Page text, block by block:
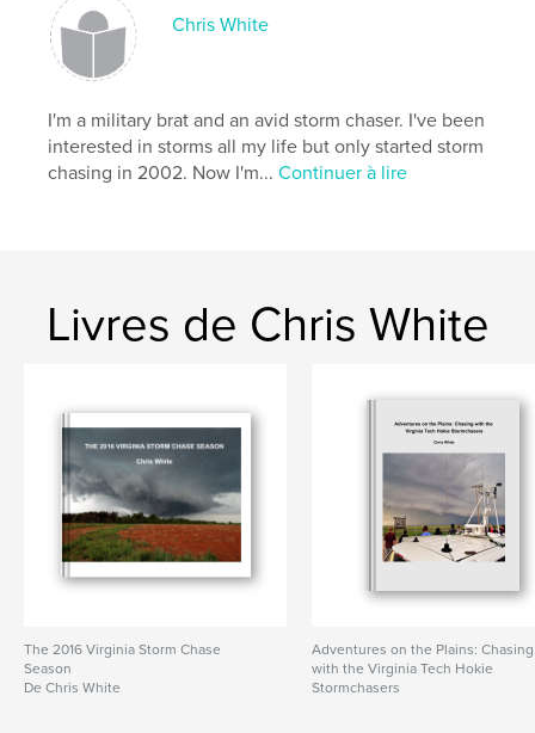
Baby Boomer
Chris White
I'm a military brat and an avid storm chaser. I've been
interested in storms all my life but only started storm
chasing in 2002. Now I'm...Continuer à lire
Livres de Chris White
The 2016 Virginia Storm Chase
Season
De Chris White
Adventures on the Plains: Chasing
with the Virginia Tech Hokie
Stormchasers